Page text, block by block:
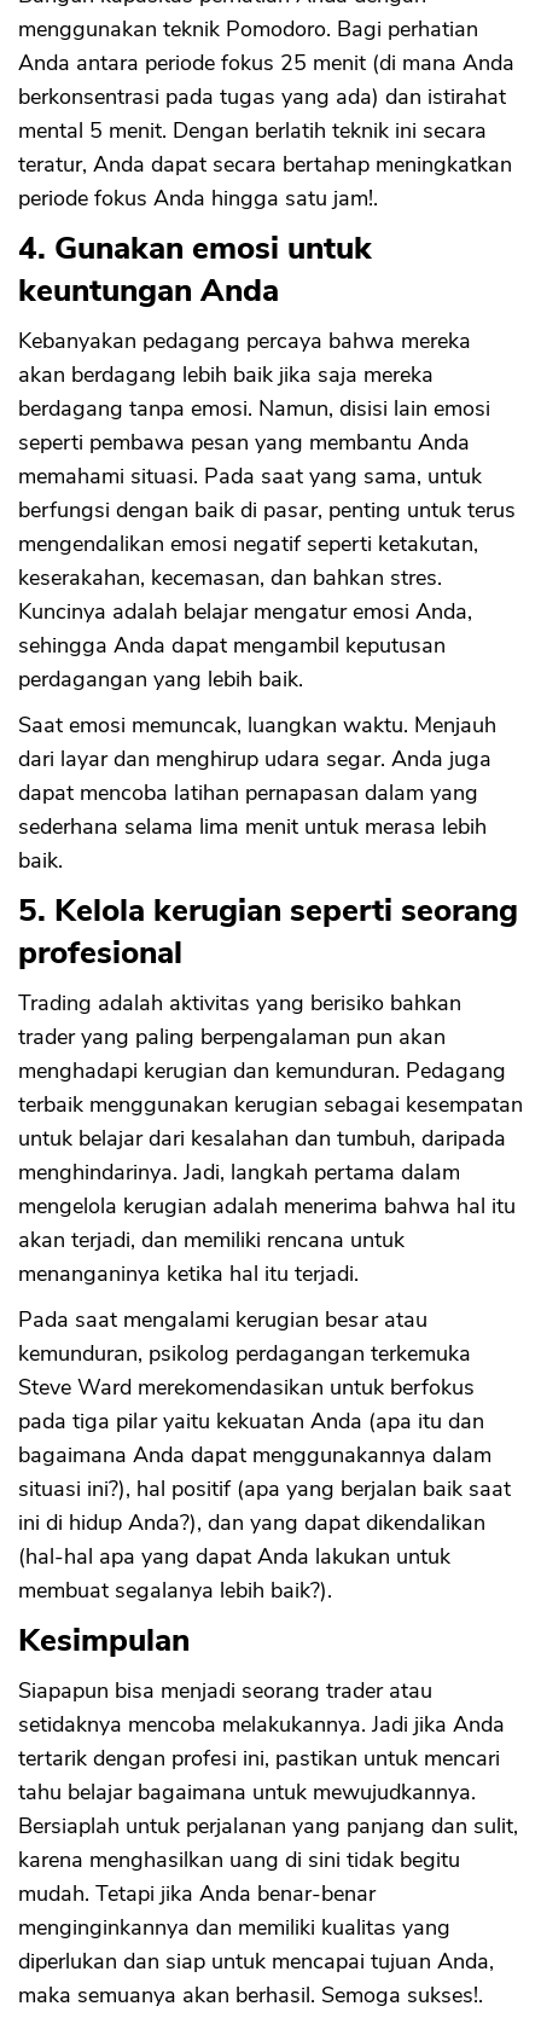
menggunakan teknik Pomodoro. Bagi perhatian
Anda antara periode fokus 25 menit (di mana Anda
berkonsentrasi pada tugas yang ada) dan istirahat
mental 5 menit. Dengan berlatih teknik ini secara
teratur, Anda dapat secara bertahap meningkatkan
periode fokus Anda hingga satu jam!.
4. Gunakan emosi untuk
keuntungan Anda
Kebanyakan pedagang percaya bahwa mereka
akan berdagang lebih baik jika saja mereka
berdagang tanpa emosi. Namun, disisi lain emosi
seperti pembawa pesan yang membantu Anda
memahami situasi. Pada saat yang sama, untuk
berfungsi dengan baik di pasar, penting untuk terus
mengendalikan emosi negatif seperti ketakutan,
keserakahan, kecemasan, dan bahkan stres.
Kuncinya adalah belajar mengatur emosi Anda,
sehingga Anda dapat mengambil keputusan
perdagangan yang lebih baik.
Saat emosi memuncak, luangkan waktu. Menjauh
dari layar dan menghirup udara segar. Anda juga
dapat mencoba latihan pernapasan dalam yang
sederhana selama lima menit untuk merasa lebih
baik.
5. Kelola kerugian seperti seorang
profesional
Trading adalah aktivitas yang berisiko bahkan
trader yang paling berpengalaman pun akan
menghadapi kerugian dan kemunduran. Pedagang
terbaik menggunakan kerugian sebagai kesempatan
untuk belajar dari kesalahan dan tumbuh, daripada
menghindarinya. Jadi, langkah pertama dalam
mengelola kerugian adalah menerima bahwa hal itu
akan terjadi, dan memiliki rencana untuk
menanganinya ketika hal itu terjadi.
Pada saat mengalami kerugian besar atau
kemunduran, psikolog perdagangan terkemuka
Steve Ward merekomendasikan untuk berfokus
pada tiga pilar yaitu kekuatan Anda (apa itu dan
bagaimana Anda dapat menggunakannya dalam
situasi ini?), hal positif (apa yang berjalan baik saat
ini di hidup Anda?), dan yang dapat dikendalikan
(hal-hal apa yang dapat Anda lakukan untuk
membuat segalanya lebih baik?).
Kesimpulan
Siapapun bisa menjadi seorang trader atau
setidaknya mencoba melakukannya. Jadi jika Anda
tertarik dengan profesi ini, pastikan untuk mencari
tahu belajar bagaimana untuk mewujudkannya.
Bersiaplah untuk perjalanan yang panjang dan sulit,
karena menghasilkan uang di sini tidak begitu
mudah. Tetapi jika Anda benar-benar
menginginkannya dan memiliki kualitas yang
diperlukan dan siap untuk mencapai tujuan Anda,
maka semuanya akan berhasil. Semoga sukses!.